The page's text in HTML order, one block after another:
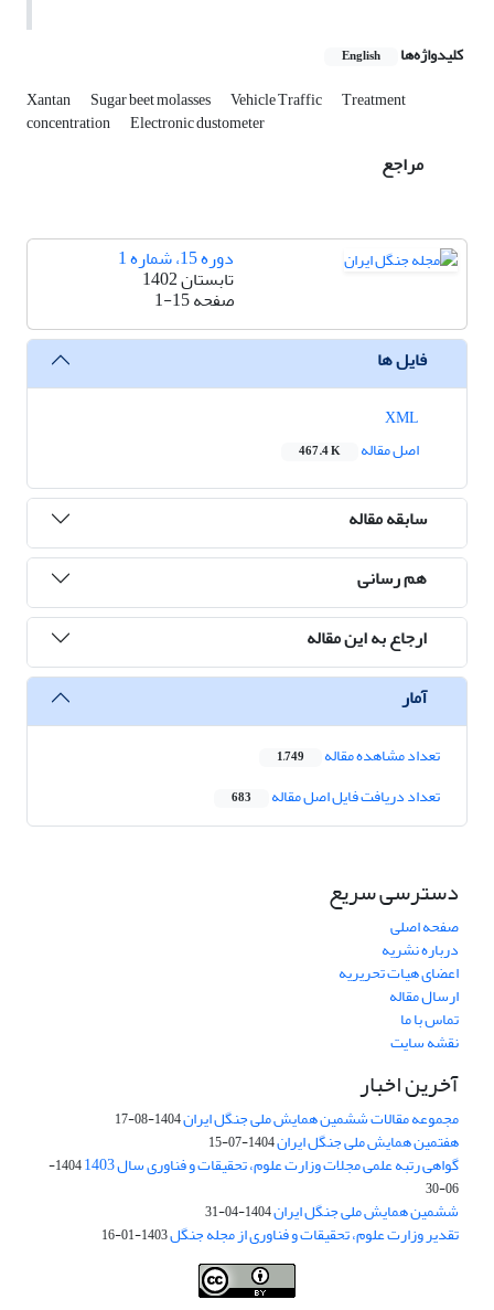
کلیدواژه‌ها English
Xantan Sugar beet molasses Vehicle Traffic Treatment
concentration Electronic dustometer
مراجع
دوره 15، شماره 1
تابستان 1402
صفحه1-15
فایل ها
اصل مقاله
467.4 K
سابقه مقاله
هم رسانی
ارجاع به این مقاله
آمار
تعداد مشاهده مقاله 1,749
تعداد دریافت فایل اصل مقاله 683
دسترسی سریع
صفحه اصلی
درباره نشریه
اعضای هیات تحریریه
ارسال مقاله
تماس با ما
نقشه سایت
آخرین اخبار
مجموعه مقالات ششمین همایش ملی جنگل ایران1404-08-17
هفتمین همایش ملی جنگل ایران1404-07-15
گواهی رتبه علمی مجلات وزارت علوم، تحقیقات و فناوری سال 1403
1404-
06-30
ششمین همایش ملی جنگل ایران1404-04-31
تقدیر وزارت علوم، تحقیقات و فناوری از مجله جنگل1403-01-16